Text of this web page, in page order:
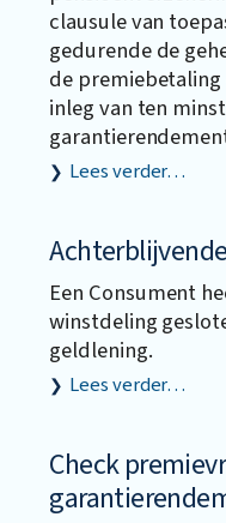
clausule van
gedurende de
de
inleg van ten
Lees verder…
Een Consument
winstdeling
geldlening.
Lees verder…
Check